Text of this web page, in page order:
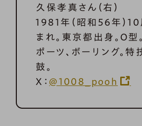
久保孝真さん（右）
1981年（昭和56年）
まれ。東京都出身。O型
ポーツ、ボーリング。特
鼓。
X： @1008_pooh